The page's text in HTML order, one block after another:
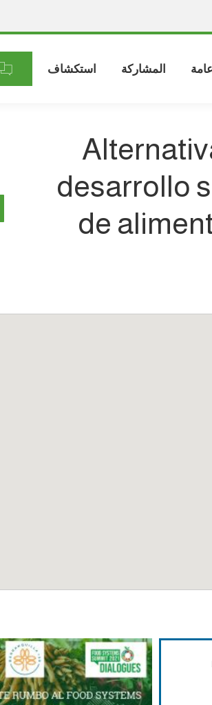
المشاركة استكشاف
desarrollo
de